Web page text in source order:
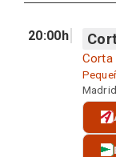
20:00h
Corta